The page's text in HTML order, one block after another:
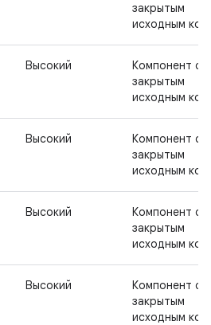
закрытым
исходным
Высокий
Компонент с
закрытым
исходным
Высокий
Компонент с
закрытым
исходным
Высокий
Компонент с
закрытым
исходным
Высокий
Компонент с
закрытым
исходным